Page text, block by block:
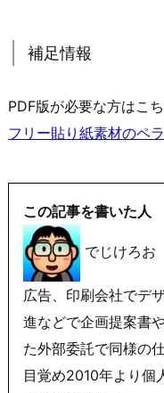
補足情報
PDF版が必要な方はこ
フリー貼り紙素材のペ
この記事を書いた人
でじけろお
広告、印刷会社でデ
進などで企画提案書
た外部委託で同様の
目覚め2010年より個